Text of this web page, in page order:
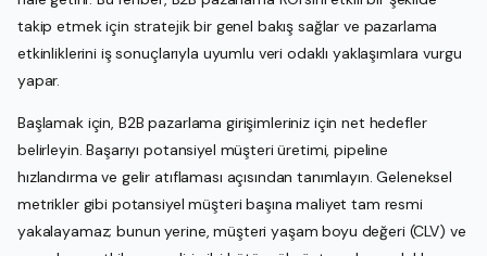
takip etmek için stratejik bir genel bakış sağlar ve pazarlama
etkinliklerini iş sonuçlarıyla uyumlu veri odaklı yaklaşımlara vurgu
yapar.
Başlamak için, B2B pazarlama girişimleriniz için net hedefler
belirleyin. Başarıyı potansiyel müşteri üretimi, pipeline
hızlandırma ve gelir atıflaması açısından tanımlayın. Geleneksel
metrikler gibi potansiyel müşteri başına maliyet tam resmi
yakalayamaz; bunun yerine, müşteri yaşam boyu değeri (CLV) ve